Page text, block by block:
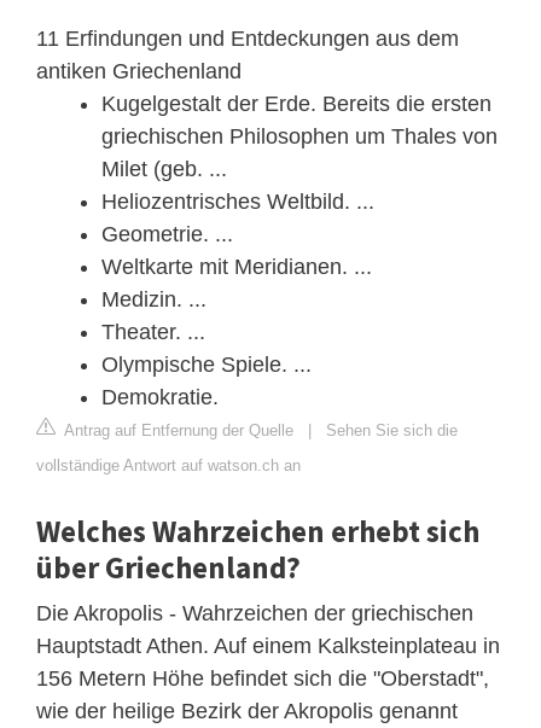
11 Erfindungen und Entdeckungen aus dem
antiken Griechenland
Kugelgestalt der Erde. Bereits die ersten
griechischen Philosophen um Thales von
Milet (geb. ...
Heliozentrisches Weltbild. ...
Geometrie. ...
Weltkarte mit Meridianen. ...
Medizin. ...
Theater. ...
Olympische Spiele. ...
Demokratie.
Antrag auf Entfernung der Quelle | Sehen Sie sich die
vollständige Antwort auf watson.ch an
Welches Wahrzeichen erhebt sich
über Griechenland?
Die Akropolis - Wahrzeichen der griechischen
Hauptstadt Athen. Auf einem Kalksteinplateau in
156 Metern Höhe befindet sich die "Oberstadt",
wie der heilige Bezirk der Akropolis genannt